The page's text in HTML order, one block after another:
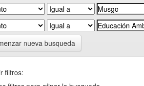
nueva busqueda
filtros: